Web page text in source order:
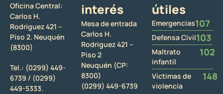
Oficina Central:
Carlos H.
Rodriguez 421 –
Piso 2. Neuquén
(8300)
Tel.: (0299) 449-
6739 / (0299)
449-5333.
interés
Mesa de entrada
Carlos H.
Rodriguez 421 –
Piso 2
Neuquén (CP:
8300)
(0299) 449-6739
útiles
Emergencias107
Defensa Civil103
Maltrato
infantil
102
Víctimas de
violencia
148